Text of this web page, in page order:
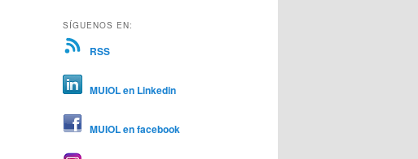
SÍGUENOS EN:
RSS
MUIOL en Linkedin
MUIOL en facebook